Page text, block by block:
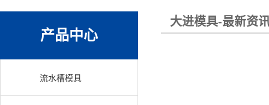
产品中心
流水槽模具
大进模具-最新资